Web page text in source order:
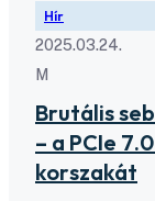
Hír
2025.03.24.
M
Brutális
– a PCIe
korszakát